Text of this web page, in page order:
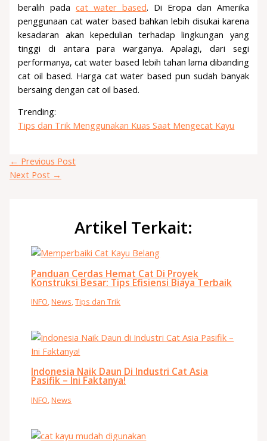
beralih padacat water based. Di Eropa dan Amerika
penggunaan cat water based bahkan lebih disukai karena
kesadaran akan kepedulian terhadap lingkungan yang
tinggi di antara para warganya. Apalagi, dari segi
performanya, cat water based lebih tahan lama dibanding
cat oil based. Harga cat water based pun sudah banyak
bersaing dengan cat oil based.
Trending:
Tips dan Trik Menggunakan Kuas Saat Mengecat Kayu
← Previous Post
Next Post →
Artikel Terkait:
Panduan Cerdas Hemat Cat Di Proyek
Konstruksi Besar: Tips Efisiensi Biaya Terbaik
INFO,News,Tips dan Trik
Indonesia Naik Daun Di Industri Cat Asia
Pasifik – Ini Faktanya!
INFO,News